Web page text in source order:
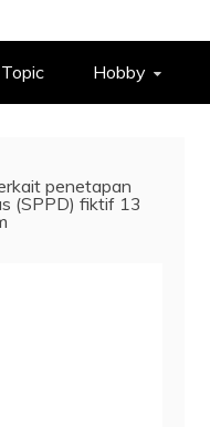
Hobby
penetapan
(SPPD) fiktif 13